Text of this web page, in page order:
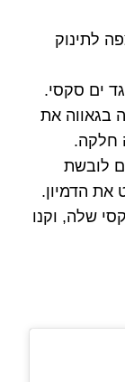
לתינוק
ים סקסי.
בגאווה את
חלקה.
לובשת
הדמיון.
שלה, וקנו